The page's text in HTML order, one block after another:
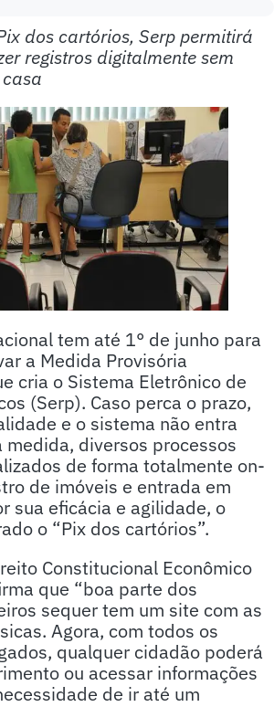
dos cartórios, Serp permitirá
registros digitalmente sem
tem até 1° de junho para
a Medida Provisória
cria o Sistema Eletrônico de
(Serp). Caso perca o prazo,
e o sistema não entra
medida, diversos processos
de forma totalmente on-
de imóveis e entrada em
sua eficácia e agilidade, o
o “Pix dos cartórios”.
Constitucional Econômico
que “boa parte dos
sequer tem um site com as
Agora, com todos os
qualquer cidadão poderá
ou acessar informações
de ir até um